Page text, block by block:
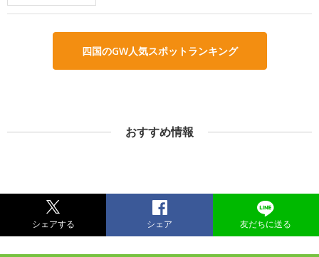
四国のGW人気スポットランキング
おすすめ情報
シェアする シェア 友だちに送る